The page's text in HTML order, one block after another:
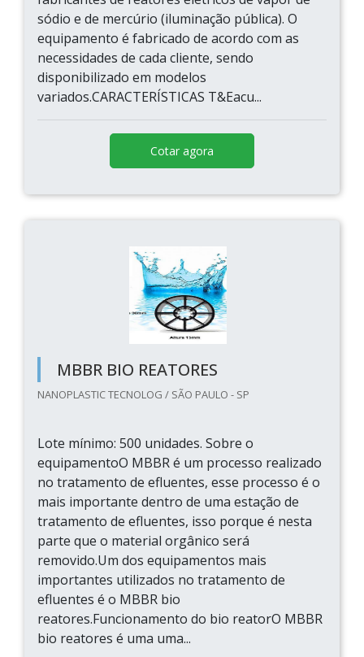
sódio e de mercúrio (iluminação pública). O
equipamento é fabricado de acordo com as
necessidades de cada cliente, sendo
disponibilizado em modelos
variados.CARACTERÍSTICAS T&Eacu...
Cotar agora
MBBR BIO REATORES
NANOPLASTIC TECNOLOG / SÃO PAULO - SP
Lote mínimo: 500 unidades. Sobre o
equipamentoO MBBR é um processo realizado
no tratamento de efluentes, esse processo é o
mais importante dentro de uma estação de
tratamento de efluentes, isso porque é nesta
parte que o material orgânico será
removido.Um dos equipamentos mais
importantes utilizados no tratamento de
efluentes é o MBBR bio
reatores.Funcionamento do bio reatorO MBBR
bio reatores é uma uma...